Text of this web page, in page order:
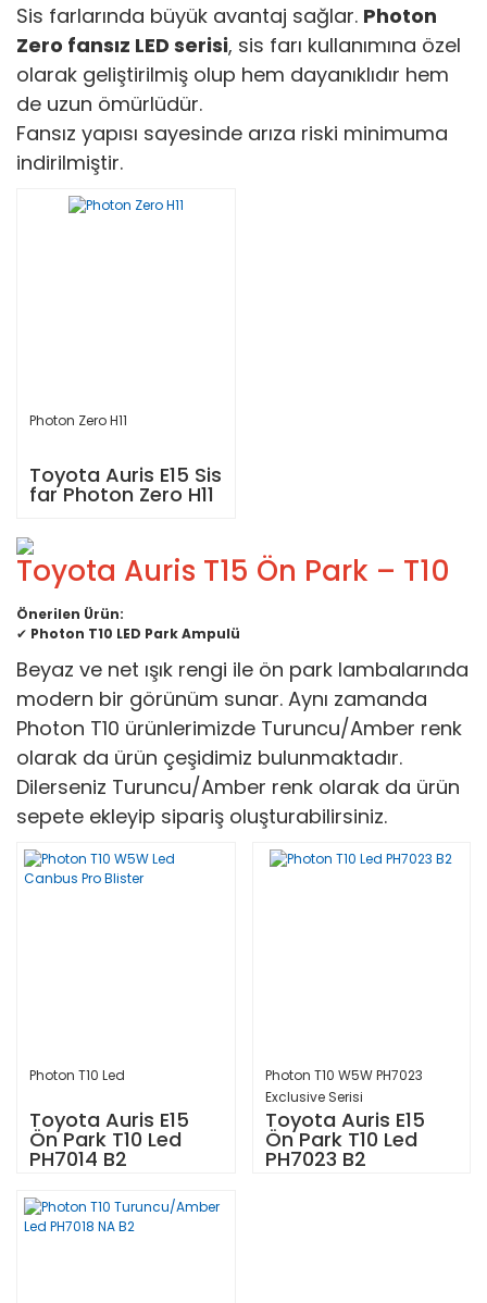
Sis farlarında büyük avantaj sağlar. Photon
Zero fansız LED serisi, sis farı kullanımına özel
olarak geliştirilmiş olup hem dayanıklıdır hem
de uzun ömürlüdür.
Fansız yapısı sayesinde arıza riski minimuma
indirilmiştir.
Photon Zero H11
Toyota Auris E15 Sis
far Photon Zero H11
Toyota Auris T15 Ön Park – T10
Önerilen Ürün:
✔ Photon T10 LED Park Ampulü
Beyaz ve net ışık rengi ile ön park lambalarında
modern bir görünüm sunar. Aynı zamanda
Photon T10 ürünlerimizde Turuncu/Amber renk
olarak da ürün çeşidimiz bulunmaktadır.
Dilerseniz Turuncu/Amber renk olarak da ürün
sepete ekleyip sipariş oluşturabilirsiniz.
Photon T10 Led
Toyota Auris E15
Ön Park T10 Led
PH7014 B2
Photon T10 W5W PH7023
Exclusive Serisi
Toyota Auris E15
Ön Park T10 Led
PH7023 B2